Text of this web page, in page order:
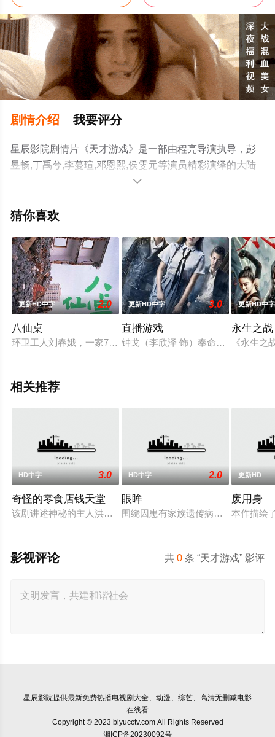
剧情介绍 我要评分
星辰影院剧情片《天才游戏》是一部由程亮导演执导，彭
昱畅,丁禹兮,李蔓瑄,邓恩熙,侯雯元等演员精彩演绎的大陆
电影，免费观看高清未删减完整版电影大全就上星辰电影
平台了解。

猜你喜欢
更新HD中字 2.0
八仙桌
环卫工人刘春娥，一家7口生活在杭州的城乡结合部。她工作之
更新HD中字 3.0
直播游戏
钟戈（李欣泽 饰）奉命在云川温泉
更新HD中字
永生之战
《永生之
相关推荐
HD中字 3.0
奇怪的零食店钱天堂
该剧讲述神秘的主人洪子卖能够实现人们愿望的神秘零食，以及
HD中字 2.0
眼眸
围绕因患有家族遗传病而导致视力逐
更新HD
废用身
本作描绘
共0 条 “天才游戏” 影评
影视评论
星辰影院提供最新免费热播电视剧大全、动漫、综艺、高清无删减电影
在线看
Copyright © 2023 biyucctv.com All Rights Reserved
湘ICP备20230092号